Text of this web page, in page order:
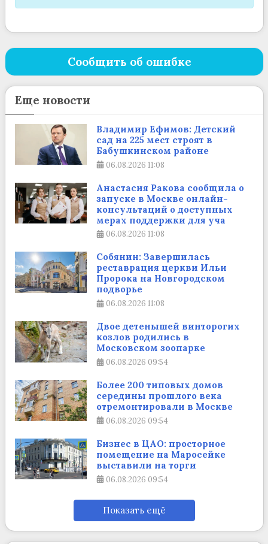
Сообщить об ошибке
Еще новости
Владимир Ефимов: Детский
сад на 225 мест строят в
Бабушкинском районе
06.08.2026 11:08
Анастасия Ракова сообщила о
запуске в Москве онлайн-
консультаций о доступных
мерах поддержки для уча
06.08.2026 11:08
Собянин: Завершилась
реставрация церкви Ильи
Пророка на Новгородском
подворье
06.08.2026 11:08
Двое детенышей винторогих
козлов родились в
Московском зоопарке
06.08.2026 09:54
Более 200 типовых домов
середины прошлого века
отремонтировали в Москве
06.08.2026 09:54
Бизнес в ЦАО: просторное
помещение на Маросейке
выставили на торги
06.08.2026 09:54
Показать ещё